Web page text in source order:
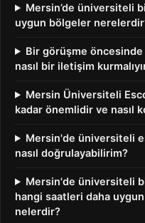
Mersin’de üniversiteli
uygun bölgeler
Bir görüşme
nasıl bir iletişim
Mersin Üniversiteli
kadar önemlidir ve nasıl
Mersin'de üniversiteli
nasıl doğrulayabilirim?
Mersin'de üniversiteli
hangi saatleri daha
nelerdir?